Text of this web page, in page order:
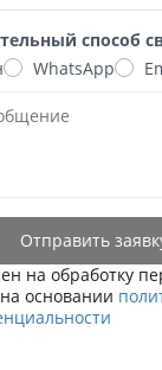
способ
WhatsApp
Отправить
на обработку
основании